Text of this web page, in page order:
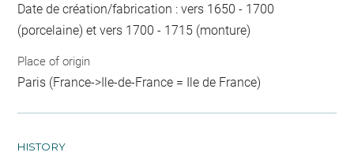
Date de création/fabrication : vers 1650 - 1700
(porcelaine) et vers 1700 - 1715 (monture)
Place of origin
Paris (France->Ile-de-France = Ile de France)
HISTORY